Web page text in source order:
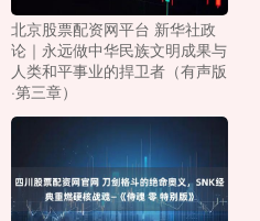
北京股票配资网平台 新华社政
论｜永远做中华民族文明成果与
人类和平事业的捍卫者（有声版
·第三章）